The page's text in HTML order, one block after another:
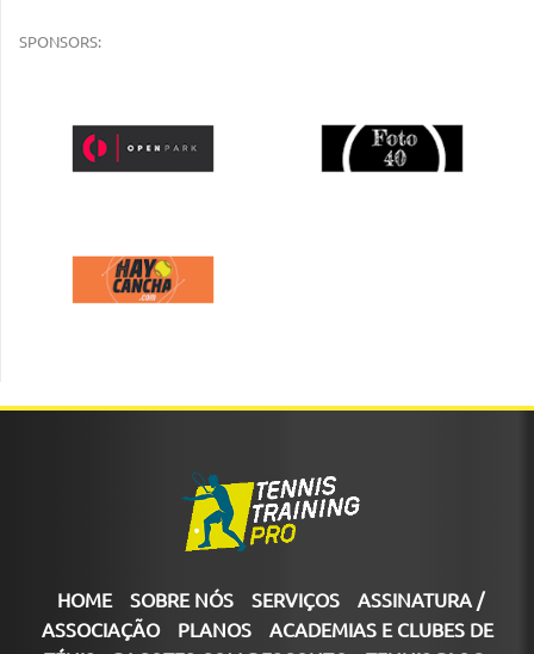
SPONSORS:
HOME SOBRE NÓS SERVIÇOS
ASSINATURA /
ASSOCIAÇÃO
PLANOS
ACADEMIAS E CLUBES DE